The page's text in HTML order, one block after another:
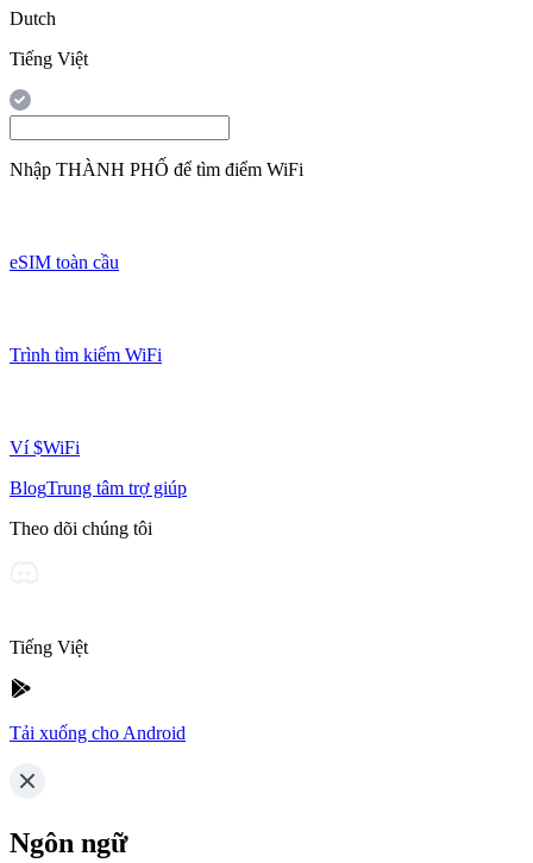
Dutch
Tiếng Việt
Nhập THÀNH PHỐ để tìm điểm WiFi
eSIM toàn cầu
Trình tìm kiếm WiFi
Ví $WiFi
BlogTrung tâm trợ giúp
Theo dõi chúng tôi
Tiếng Việt
Tải xuống cho Android
Ngôn ngữ